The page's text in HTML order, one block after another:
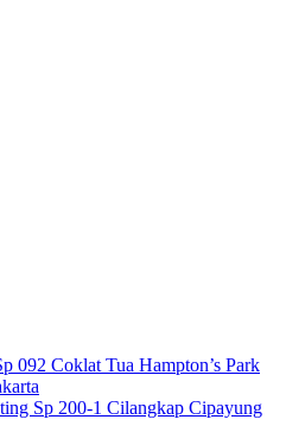
092 Coklat Tua Hampton’s Park
Sp 200-1 Cilangkap Cipayung